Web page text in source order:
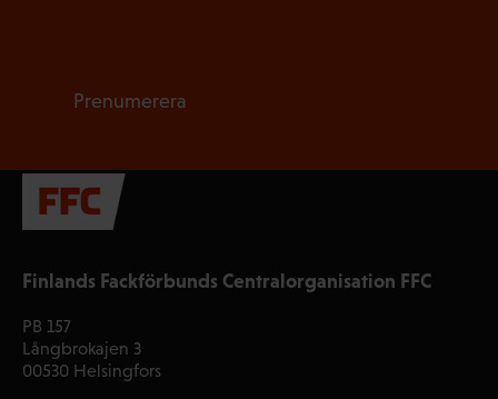
Finlands Fackförbunds Centralorganisation FFC
PB 157
Långbrokajen 3
00530 Helsingfors
Prenumerera